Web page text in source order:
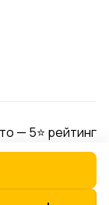
— 5⭐ рейтинг